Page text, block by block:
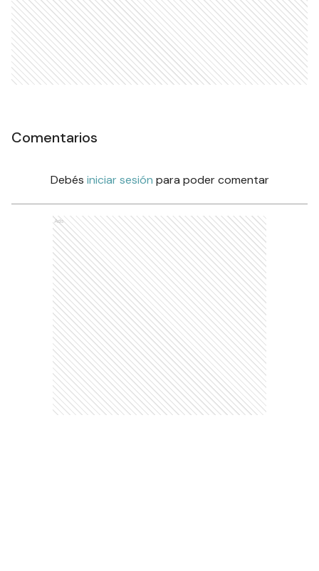
Comentarios
Debés iniciar sesión para poder comentar
Ads